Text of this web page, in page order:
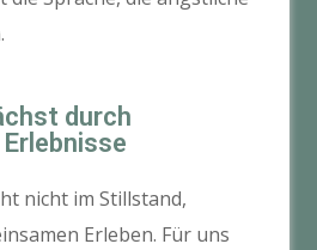
durch
nicht im Stillstand,
Erleben. Für uns